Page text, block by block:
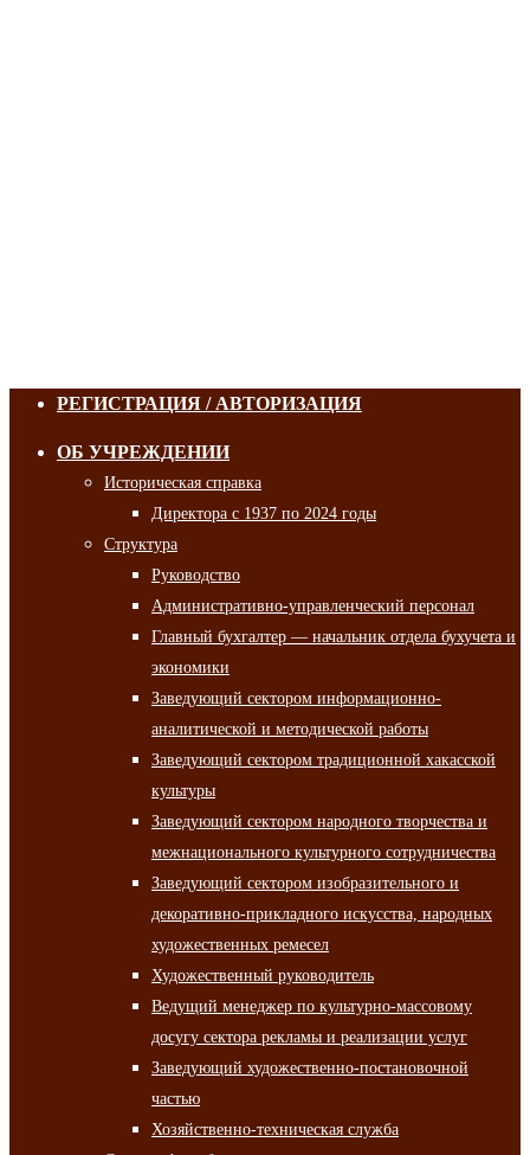
РЕГИСТРАЦИЯ / АВТОРИЗАЦИЯ
ОБ УЧРЕЖДЕНИИ
Историческая справка
Директора с 1937 по 2024 годы
Структура
Руководство
Административно-управленческий персонал
Главный бухгалтер — начальник отдела бухучета и
экономики
Заведующий сектором информационно-
аналитической и методической работы
Заведующий сектором традиционной хакасской
культуры
Заведующий сектором народного творчества и
межнационального культурного сотрудничества
Заведующий сектором изобразительного и
декоративно-прикладного искусства, народных
художественных ремесел
Художественный руководитель
Ведущий менеджер по культурно-массовому
досугу сектора рекламы и реализации услуг
Заведующий художественно-постановочной
частью
Хозяйственно-техническая служба